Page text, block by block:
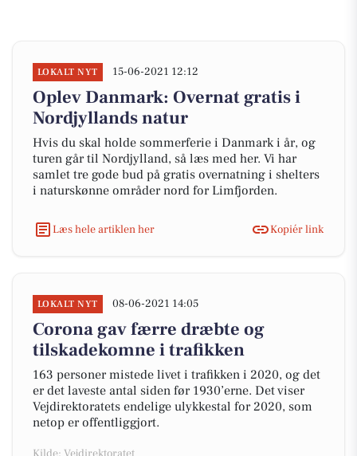
LOKALT NYT 15-06-2021 12:12
Oplev Danmark: Overnat gratis i
Nordjyllands natur
Hvis du skal holde sommerferie i Danmark i år, og
turen går til Nordjylland, så læs med her. Vi har
samlet tre gode bud på gratis overnatning i shelters
i naturskønne områder nord for Limfjorden.
Læs hele artiklen her Kopiér link
LOKALT NYT 08-06-2021 14:05
Corona gav færre dræbte og
tilskadekomne i trafikken
163 personer mistede livet i trafikken i 2020, og det
er det laveste antal siden før 1930’erne. Det viser
Vejdirektoratets endelige ulykkestal for 2020, som
netop er offentliggjort.